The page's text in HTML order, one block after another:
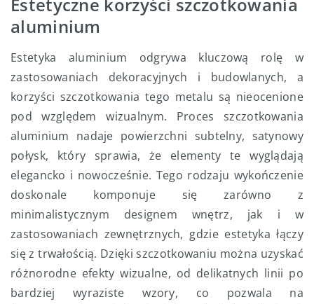
Estetyczne korzyści szczotkowania
aluminium
Estetyka aluminium odgrywa kluczową rolę w
zastosowaniach dekoracyjnych i budowlanych, a
korzyści szczotkowania tego metalu są nieocenione
pod względem wizualnym. Proces szczotkowania
aluminium nadaje powierzchni subtelny, satynowy
połysk, który sprawia, że elementy te wyglądają
elegancko i nowocześnie. Tego rodzaju wykończenie
doskonale komponuje się zarówno z
minimalistycznym designem wnętrz, jak i w
zastosowaniach zewnętrznych, gdzie estetyka łączy
się z trwałością. Dzięki szczotkowaniu można uzyskać
różnorodne efekty wizualne, od delikatnych linii po
bardziej wyraziste wzory, co pozwala na